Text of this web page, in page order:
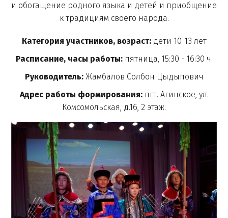
и обогащение родного языка и детей и приобщение
к традициям своего народа.
Категория участников, возраст:дети 10-13 лет
Расписание, часы работы:пятница, 15:30 - 16:30 ч.
Руководитель: Жамбалов Солбон Цыдыпович
Адрес работы формирования:пгт. Агинское, ул.
Комсомольская, д.16, 2 этаж.